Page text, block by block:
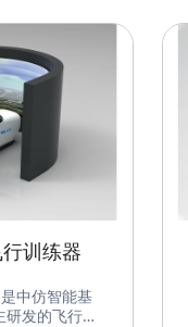
學飛行模擬
先進的飛行
和機電集成系
性和需求對設
得其更適合面
實現對國產
，提供逼真的
提供一個沉浸
高航空基礎知
训练器
中仿智能基
发的飞行训